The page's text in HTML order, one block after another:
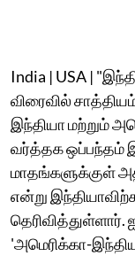
India | USA |
விரைவில்
இந்தியா மற்றும்
வர்த்தக ஒப்பந்தம்
மாதங்களுக்குள்
என்று
'அமெரிக்கா-